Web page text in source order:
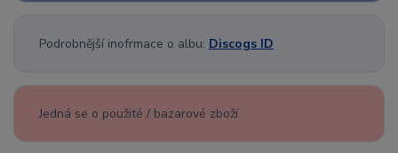
Podrobnější inofrmace o albu: Discogs ID
Jedná se o použité / bazarové zboží